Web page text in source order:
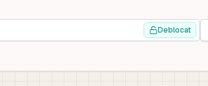
Deblocat